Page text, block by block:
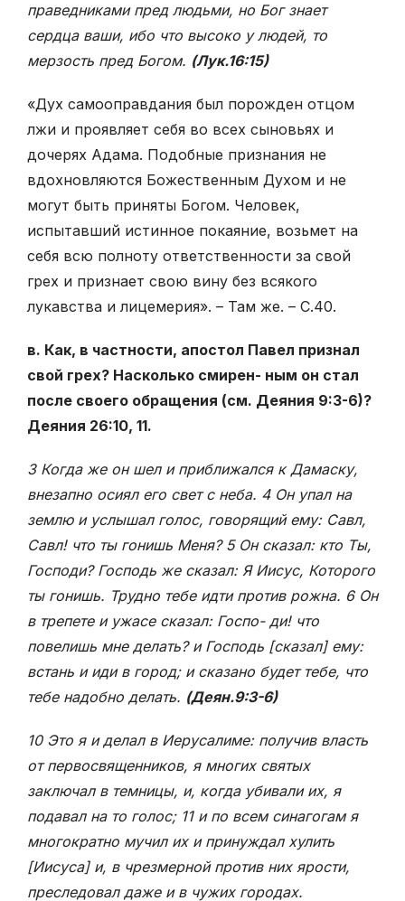
праведниками пред людьми, но Бог знает
сердца ваши, ибо что высоко у людей, то
мерзость пред Богом. (Лук.16:15)
«Дух самооправдания был порожден отцом
лжи и проявляет себя во всех сыновьях и
дочерях Адама. Подобные признания не
вдохновляются Божественным Духом и не
могут быть приняты Богом. Человек,
испытавший истинное покаяние, возьмет на
себя всю полноту ответственности за свой
грех и признает свою вину без всякого
лукавства и лицемерия». – Там же. – С.40.
в. Как, в частности, апостол Павел признал
свой грех? Насколько смирен- ным он стал
после своего обращения (см. Деяния 9:3-6)?
Деяния 26:10, 11.
3 Когда же он шел и приближался к Дамаску,
внезапно осиял его свет с неба. 4 Он упал на
землю и услышал голос, говорящий ему: Савл,
Савл! что ты гонишь Меня? 5 Он сказал: кто Ты,
Господи? Господь же сказал: Я Иисус, Которого
ты гонишь. Трудно тебе идти против рожна. 6 Он
в трепете и ужасе сказал: Госпо- ди! что
повелишь мне делать? и Господь [сказал] ему:
встань и иди в город; и сказано будет тебе, что
тебе надобно делать. (Деян.9:3-6)
10 Это я и делал в Иерусалиме: получив власть
от первосвященников, я многих святых
заключал в темницы, и, когда убивали их, я
подавал на то голос; 11 и по всем синагогам я
многократно мучил их и принуждал хулить
[Иисуса] и, в чрезмерной против них ярости,
преследовал даже и в чужих городах.